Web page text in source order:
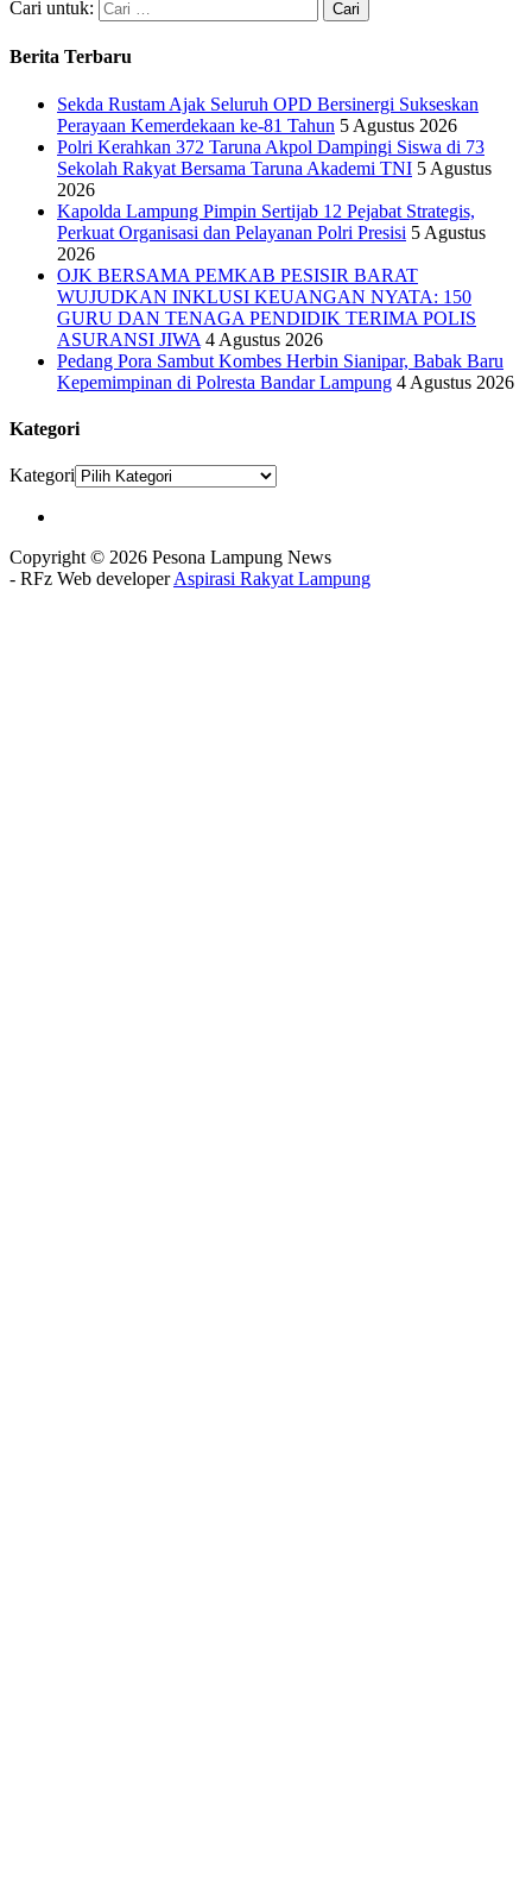
Cari untuk:
Berita Terbaru
Sekda Rustam Ajak Seluruh OPD Bersinergi Sukseskan
Perayaan Kemerdekaan ke-81 Tahun 5 Agustus 2026
Polri Kerahkan 372 Taruna Akpol Dampingi Siswa di 73
Sekolah Rakyat Bersama Taruna Akademi TNI 5 Agustus
2026
Kapolda Lampung Pimpin Sertijab 12 Pejabat Strategis,
Perkuat Organisasi dan Pelayanan Polri Presisi 5 Agustus
2026
OJK BERSAMA PEMKAB PESISIR BARAT
WUJUDKAN INKLUSI KEUANGAN NYATA: 150
GURU DAN TENAGA PENDIDIK TERIMA POLIS
ASURANSI JIWA 4 Agustus 2026
Pedang Pora Sambut Kombes Herbin Sianipar, Babak Baru
Kepemimpinan di Polresta Bandar Lampung 4 Agustus 2026
Kategori
Kategori
Copyright © 2026 Pesona Lampung News
- RFz Web developerAspirasi Rakyat Lampung